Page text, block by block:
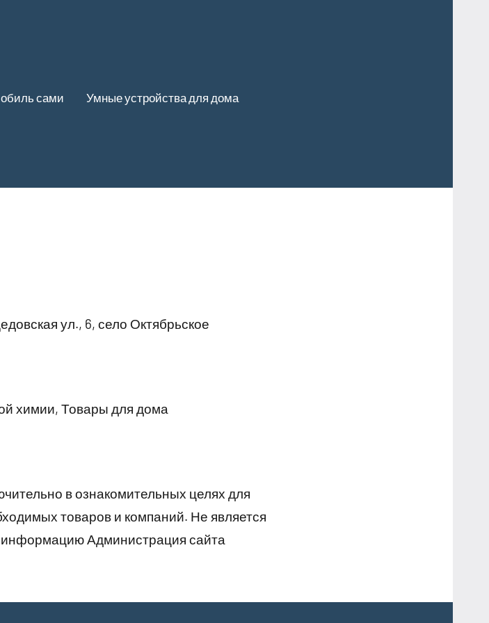
сами Умные устройства для дома
ул., 6, село Октябрьское
химии, Товары для дома
в ознакомительных целях для
товаров и компаний. Не является
Администрация сайта